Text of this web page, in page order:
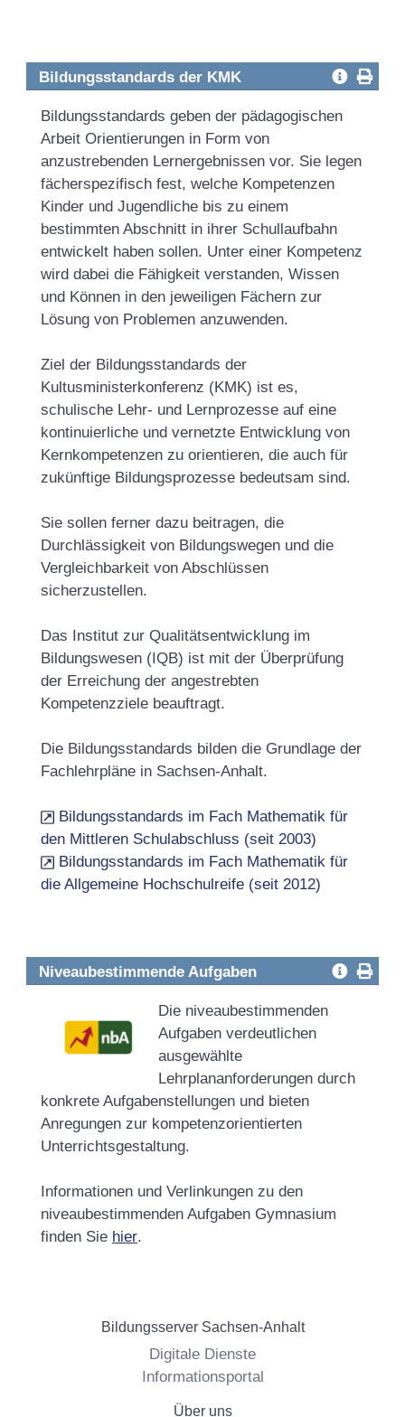
Bildungsstandards der KMK
Bildungsstandards geben der pädagogischen
Arbeit Orientierungen in Form von
anzustrebenden Lernergebnissen vor. Sie legen
fächerspezifisch fest, welche Kompetenzen
Kinder und Jugendliche bis zu einem
bestimmten Abschnitt in ihrer Schullaufbahn
entwickelt haben sollen. Unter einer Kompetenz
wird dabei die Fähigkeit verstanden, Wissen
und Können in den jeweiligen Fächern zur
Lösung von Problemen anzuwenden.
Ziel der Bildungsstandards der
Kultusministerkonferenz (KMK) ist es,
schulische Lehr- und Lernprozesse auf eine
kontinuierliche und vernetzte Entwicklung von
Kernkompetenzen zu orientieren, die auch für
zukünftige Bildungsprozesse bedeutsam sind.
Sie sollen ferner dazu beitragen, die
Durchlässigkeit von Bildungswegen und die
Vergleichbarkeit von Abschlüssen
sicherzustellen.
Das Institut zur Qualitätsentwicklung im
Bildungswesen (IQB) ist mit der Überprüfung
der Erreichung der angestrebten
Kompetenzziele beauftragt.
Die Bildungsstandards bilden die Grundlage der
Fachlehrpläne in Sachsen-Anhalt.
Bildungsstandards im Fach Mathematik für
den Mittleren Schulabschluss (seit 2003)
Bildungsstandards im Fach Mathematik für
die Allgemeine Hochschulreife (seit 2012)
Niveaubestimmende Aufgaben
Die niveaubestimmenden
Aufgaben verdeutlichen
ausgewählte
Lehrplananforderungen durch
konkrete Aufgabenstellungen und bieten
Anregungen zur kompetenzorientierten
Unterrichtsgestaltung.
Informationen und Verlinkungen zu den
niveaubestimmenden Aufgaben Gymnasium
finden Sie hier.
Bildungsserver Sachsen-Anhalt
Digitale Dienste
Informationsportal
Über uns